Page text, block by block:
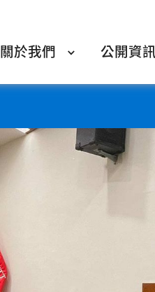
關於我們 公開資訊